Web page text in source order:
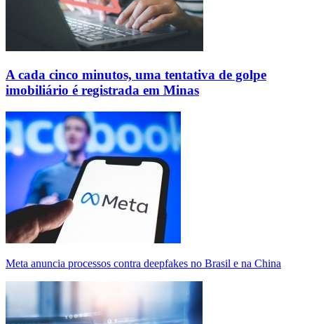
A cada cinco minutos, uma tentativa de golpe
imobiliário é registrada em Minas
Meta anuncia processos contra deepfakes no Brasil e na China